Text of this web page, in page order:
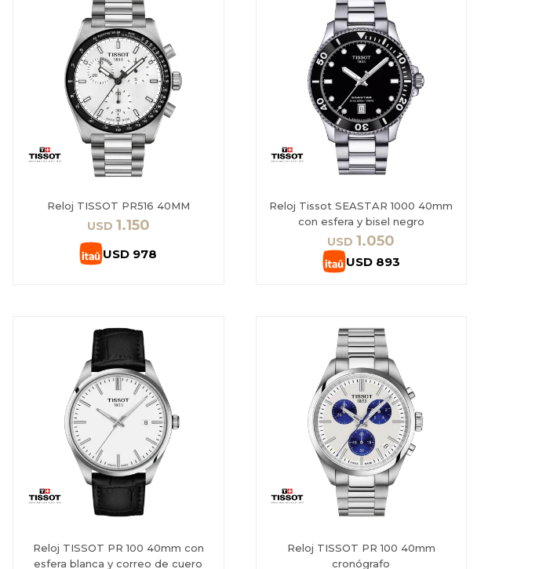
Reloj TISSOT PR516 40MM
USD 1.150
USD 978
Reloj Tissot SEASTAR 1000 40mm
con esfera y bisel negro
USD 1.050
USD 893
Reloj TISSOT PR 100 40mm con
esfera blanca y correo de cuero
Reloj TISSOT PR 100 40mm
cronógrafo